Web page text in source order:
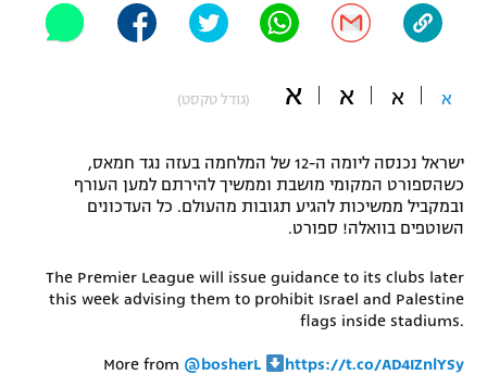
"מחצית בשכונה" – פודקאסט
משתתפים וזוכים בפרסים
תקנון משתתפים וזוכים בפרסים
תקנון עבור פעילות אלקטרה
תקנון עבור פעילות ספורט 1 – "מרלן"
טניס
תנאי שימוש
אופניים
ספורט מוטורי
פוטבול אמריקאי NFL
ספורט אתגרי ואקסטרים
אומנויות לחימה
א א א א (גודל טקסט)
ישראל נכנסה ליומה ה-12 של המלחמה בעזה נגד חמאס,
כשהספורט המקומי מושבת וממשיך להירתם למען העורף
ובמקביל ממשיכות להגיע תגובות מהעולם. כל העדכונים
השוטפים בוואלה! ספורט.
The Premier League will issue guidance to its clubs later
this week advising them to prohibit Israel and Palestine
flags inside stadiums.
More from @bosherL https://t.co/AD4IZnlYSy